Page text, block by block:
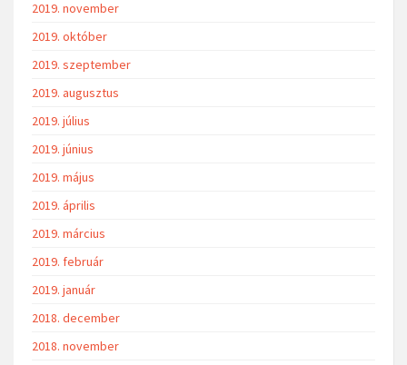
2019. november
2019. október
2019. szeptember
2019. augusztus
2019. július
2019. június
2019. május
2019. április
2019. március
2019. február
2019. január
2018. december
2018. november